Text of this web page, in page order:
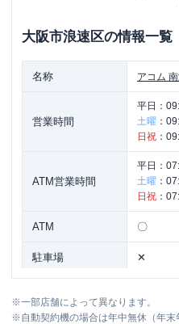
大阪市浪速区の情報一覧
名称 アコム
営業時間
平日：
土曜 ：
日祝 ：
ATM営業時間
平日：
土曜 ：
日祝 ：
ATM 〇
駐車場 ✕
住所
バーラ
※一部店舗によって異なります。
※自動契約機の場合は年中無休（年末